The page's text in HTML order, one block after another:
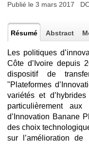
Publié le 3 mars 2017
Résumé Abstract
Les politiques
Côte d’Ivoire depuis
dispositif de
"Plateformes
variétés et
particulièrement aux
d’Innovation Banane
des choix
sur l’amélioration de